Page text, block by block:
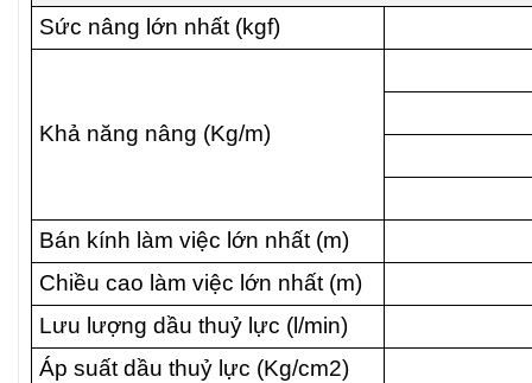
Sức nâng lớn nhất (kgf)
Khả năng nâng (Kg/m)
Bán kính làm việc lớn nhất (m)
Chiều cao làm việc lớn nhất (m)
Lưu lượng dầu thuỷ lực (l/min)
Áp suất dầu thuỷ lực (Kg/cm­­­2)